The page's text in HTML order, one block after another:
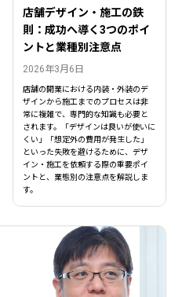
店舗デザイン・施工の鉄
則：成功へ導く3つのポイ
ントと業種別注意点
2026年3月6日
店舗の開業における内装・外装のデ
ザインから施工までのプロセスは非
常に複雑で、専門的な知識も必要と
されます。「デザインは良いが使いに
くい」「想定外の費用が発生した」
といった失敗を避けるために、デザ
イン・施工を依頼する際の重要ポイ
ントと、業態別の注意点を解説しま
す。